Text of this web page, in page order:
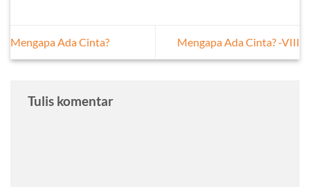
Mengapa Ada Cinta? Mengapa Ada Cinta? -VIII
Tulis komentar